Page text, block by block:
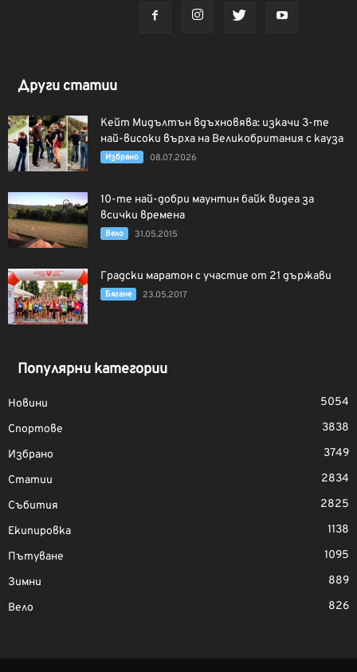
Други статии
Кейт Мидълтън вдъхновява: изкачи 3-те
най-високи върха на Великобритания с кауза
Избрано 08.07.2026
10-те най-добри маунтин байк видеа за
всички времена
Вело 31.05.2015
Градски маратон с участие от 21 държави
Бягане 23.05.2017
Популярни категории
Новини
5054
Спортове
3838
Избрано
3749
Статии
2834
Събития
2825
Екипировка
1138
Пътуване
1095
Зимни
889
Вело
826